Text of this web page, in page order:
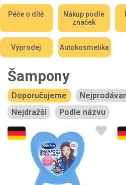
Péče o dítě
Nákup podle
značek
Výprodej Autokosmetika
Šampony
Doporučujeme
Nejdražší
Podle názvu